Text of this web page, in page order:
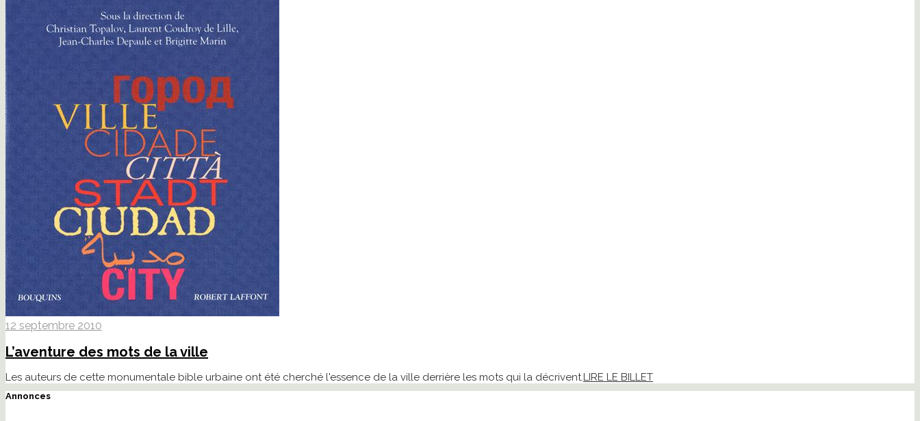
12 septembre 2010
L’aventure des mots de la ville
Les auteurs de cette monumentale bible urbaine ont été cherché l'essence de la ville derrière les mots qui la décrivent.LIRE LE BILLET
Annonces